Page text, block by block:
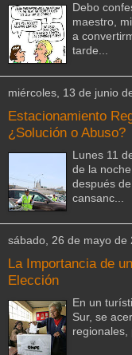
Debo
maestro,
a
tarde...
miércoles, 13 de junio
Estacionamiento
¿Solución o Abuso?
Lunes 11
de la
después
cansanc...
sábado, 26 de mayo de
La Importancia de
Elección
En un
Sur, se
regionales,